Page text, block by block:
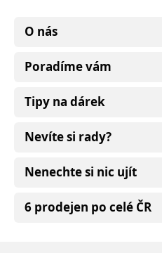
O nás
Poradíme vám
Tipy na dárek
Nevíte si rady?
Nenechte si nic ujít
6 prodejen po celé ČR